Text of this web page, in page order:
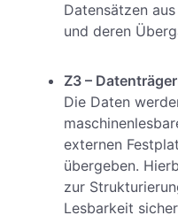
Datensätzen
und deren
Z3 –
Die Daten
externen
übergeben.
zur
Lesbarkeit